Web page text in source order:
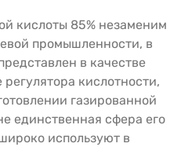
кислоты 85% незаменим
промышленности, в
в качестве
кислотности,
газированной
единственная сфера его
используют в